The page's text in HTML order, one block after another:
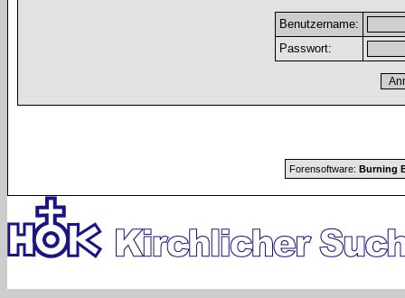
Benutzername:
Passwort:
Forensoftware: Burning